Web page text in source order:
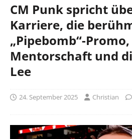
CM Punk spricht
Karriere, die
„Pipebomb“-
Mentorschaft und
Lee
24. September 2025 Christian